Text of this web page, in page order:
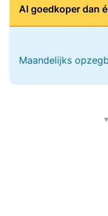
Al goedkoper dan
Maandelijks